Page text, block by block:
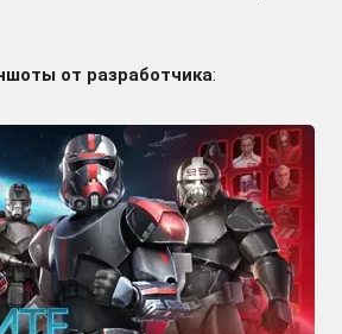
от разработчика: